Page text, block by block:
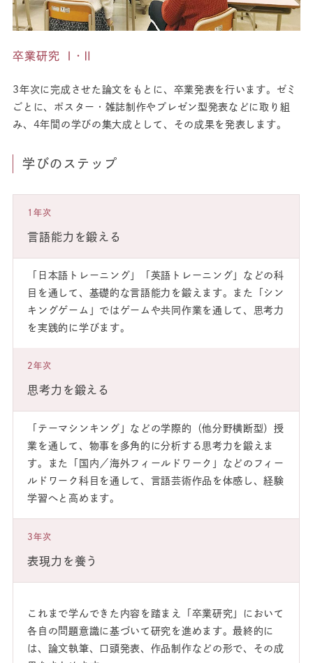
卒業研究 Ⅰ･Ⅱ
3年次に完成させた論文をもとに、卒業発表を行います。ゼミ
ごとに、ポスター・雑誌制作やプレゼン型発表などに取り組
み、4年間の学びの集大成として、その成果を発表します。
学びのステップ
1年次
言語能力を鍛える
「日本語トレーニング」「英語トレーニング」などの科
目を通して、基礎的な言語能力を鍛えます。また「シン
キングゲーム」ではゲームや共同作業を通して、思考力
を実践的に学びます。
2年次
思考力を鍛える
「テーマシンキング」などの学際的（他分野横断型）授
業を通して、物事を多角的に分析する思考力を鍛えま
す。また「国内／海外フィールドワーク」などのフィー
ルドワーク科目を通して、言語芸術作品を体感し、経験
学習へと高めます。
3年次
表現力を養う
これまで学んできた内容を踏まえ「卒業研究」において
各自の問題意識に基づいて研究を進めます。最終的に
は、論文執筆、口頭発表、作品制作などの形で、その成